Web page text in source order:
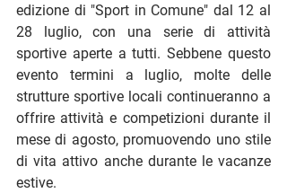
edizione di "Sport in Comune" dal 12 al
28 luglio, con una serie di attività
sportive aperte a tutti. Sebbene questo
evento termini a luglio, molte delle
strutture sportive locali continueranno a
offrire attività e competizioni durante il
mese di agosto, promuovendo uno stile
di vita attivo anche durante le vacanze
estive​.